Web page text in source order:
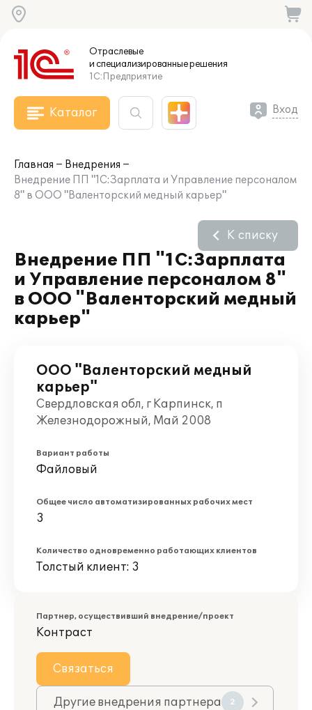
Отраслевые
и специализированныерешения
1С:Предприятие
Каталог Вход
Главная
Внедрения
Внедрение ПП "1С:Зарплата и Управление персоналом
8" в ООО "Валенторский медный карьер"
Внедрение ПП "1С:Зарплата
и Управление персоналом 8"
в ООО "Валенторский медный
карьер"
К списку
ООО "Валенторский медный
карьер"
Свердловская обл, г Карпинск, п
Железнодорожный, Май 2008
Вариант работы
Файловый
Общее число автоматизированных рабочих мест
3
Количество одновременно работающих клиентов
Толстый клиент: 3
Партнер, осуществивший внедрение/проект
Контраст
Связаться
Другие внедрения партнера 2